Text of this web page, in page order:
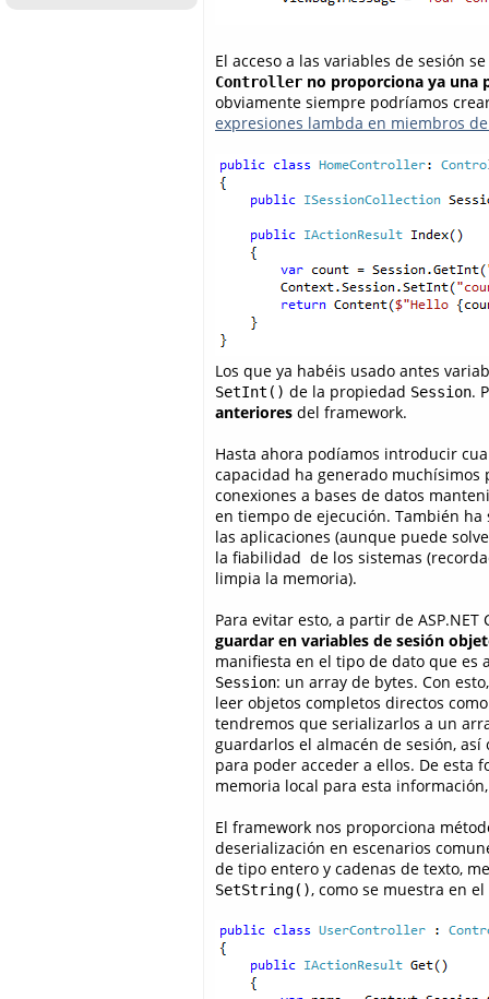
El acceso a las variables de sesión
Controller no proporciona ya una
obviamente siempre podríamos
expresiones lambda en miembros
Los que ya habéis usado antes
SetInt() de la propiedad Session.
anteriores del framework.
Hasta ahora podíamos introducir
capacidad ha generado muchísimos
conexiones a bases de datos
en tiempo de ejecución. También
las aplicaciones (aunque puede
la fiabilidad de los sistemas
limpia la memoria).
Para evitar esto, a partir de ASP.NET
guardar en variables de sesión
manifiesta en el tipo de dato que es
Session: un array de bytes. Con
leer objetos completos directos
tendremos que serializarlos a un
guardarlos el almacén de sesión, así
para poder acceder a ellos. De esta
memoria local para esta
El framework nos proporciona
deserialización en escenarios
de tipo entero y cadenas de texto,
SetString(), como se muestra en